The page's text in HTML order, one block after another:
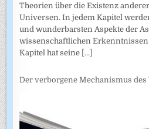
Theorien über die Existenz
Universen. In jedem Kapitel
und wunderbarsten Aspekte der
wissenschaftlichen
Kapitel hat seine [...]
Der verborgene Mechanismus des